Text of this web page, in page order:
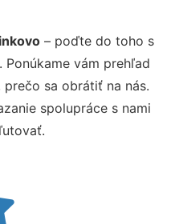
– poďte do toho s
Ponúkame vám prehľad
sa obrátiť na nás.
spolupráce s nami